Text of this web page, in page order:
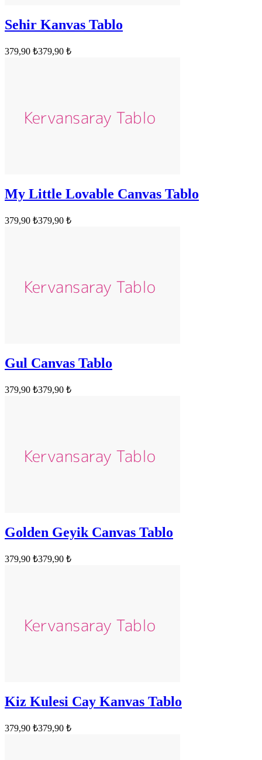
Sehir Kanvas Tablo
379,90 ₺379,90 ₺
My Little Lovable Canvas Tablo
379,90 ₺379,90 ₺
Gul Canvas Tablo
379,90 ₺379,90 ₺
Golden Geyik Canvas Tablo
379,90 ₺379,90 ₺
Kiz Kulesi Cay Kanvas Tablo
379,90 ₺379,90 ₺